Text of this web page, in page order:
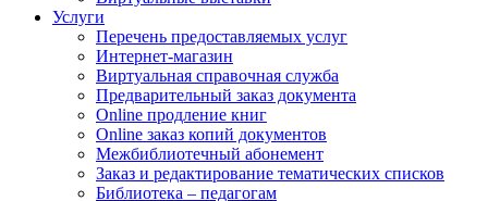
Услуги
Перечень предоставляемых услуг
Интернет-магазин
Виртуальная справочная служба
Предварительный заказ документа
Online продление книг
Online заказ копий документов
Межбиблиотечный абонемент
Заказ и редактирование тематических списков
Библиотека – педагогам